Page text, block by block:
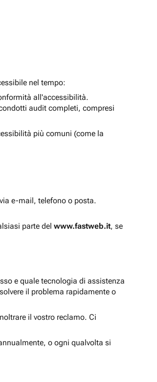
nel tempo:
all'accessibilità.
audit completi, compresi
più comuni (come la
e-mail, telefono o posta.
parte del www.fastweb.it, se
e quale tecnologia di assistenza
il problema rapidamente o
il vostro reclamo. Ci
o ogni qualvolta si